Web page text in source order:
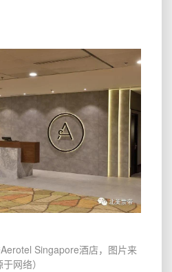
Aerotel Singapore酒店，图片来
于网络）